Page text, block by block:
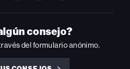
ON
YOUTUBE
ON
ON
FACEBOOK
consejo?
del formulario anónimo.